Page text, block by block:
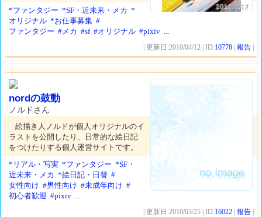
2010.4.12
*ファンタジー *SF・近未来・メカ *
オリジナル *お仕事募集 #
ファンタジー #メカ #sf #オリジナル #pixiv ...
| 更新日:2010/04/12 | ID:10778 |報告
nordの鼓動
ノルドさん
絵描き人ノルドが個人オリジナルのイ
ラストを公開したり、日常的な絵日記
をつけたりする個人運営サイトです。
*リアル・写実 *ファンタジー *SF・
近未来・メカ *絵日記・日替 #
女性向け #男性向け #未成年向け #
初心者歓迎 #pixiv ...
| 更新日:2010/03/25 | ID:16022 |報告